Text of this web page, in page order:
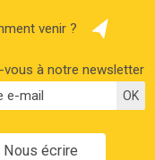
venir ?
vous à notre newsletter
Nous écrire